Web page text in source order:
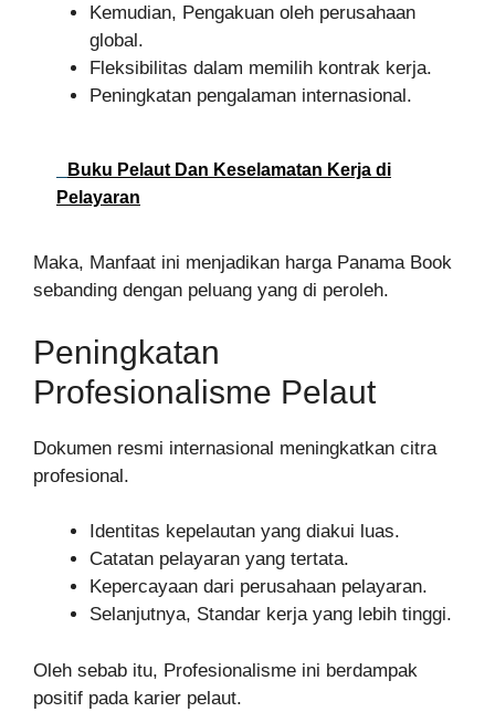
Kemudian, Pengakuan oleh perusahaan
global.
Fleksibilitas dalam memilih kontrak kerja.
Peningkatan pengalaman internasional.
Buku Pelaut Dan Keselamatan Kerja di
Pelayaran
Maka, Manfaat ini menjadikan harga Panama Book
sebanding dengan peluang yang di peroleh.
Peningkatan
Profesionalisme Pelaut
Dokumen resmi internasional meningkatkan citra
profesional.
Identitas kepelautan yang diakui luas.
Catatan pelayaran yang tertata.
Kepercayaan dari perusahaan pelayaran.
Selanjutnya, Standar kerja yang lebih tinggi.
Oleh sebab itu, Profesionalisme ini berdampak
positif pada karier pelaut.